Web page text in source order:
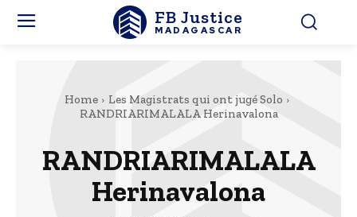
FB Justice
MADAGASCAR
Home
Les Magistrats qui ont jugé Solo
RANDRIARIMALALA Herinavalona
RANDRIARIMALALA
Herinavalona